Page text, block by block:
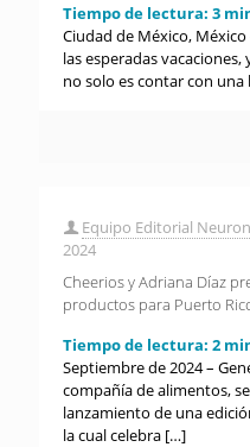
Tiempo de lectura: 3
Ciudad de México,
las esperadas
no solo es contar con una
Equipo Editorial
2024
Cheerios y Adriana Díaz
productos para Puerto
Tiempo de lectura: 2
Septiembre de 2024 –
compañía de alimentos,
lanzamiento de una
la cual celebra […]